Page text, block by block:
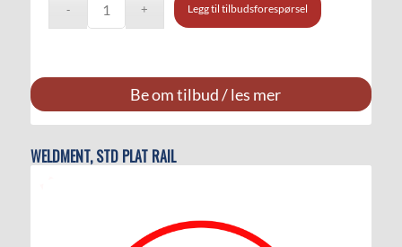
Legg til tilbudsforespørsel
Be om tilbud / les mer
WELDMENT, STD PLAT RAIL